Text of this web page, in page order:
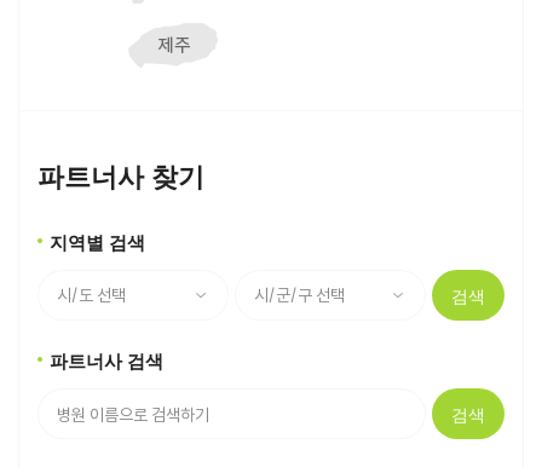
파트너사 찾기
지역별 검색
검색
파트너사 검색
검색